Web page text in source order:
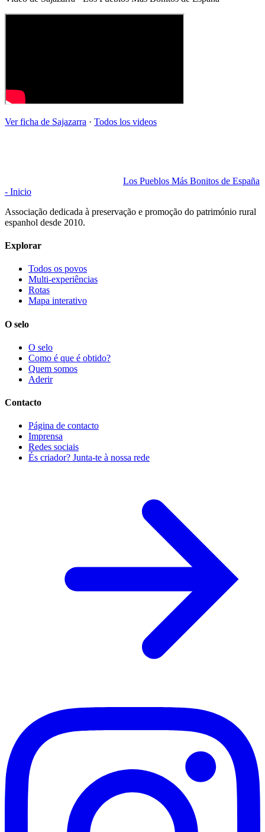
Ver ficha de Sajazarra · Todos los videos
Los Pueblos Más Bonitos de España
- Inicio
Associação dedicada à preservação e promoção do património rural
espanhol desde 2010.
Explorar
Todos os povos
Multi-experiências
Rotas
Mapa interativo
O selo
O selo
Como é que é obtido?
Quem somos
Aderir
Contacto
Página de contacto
Imprensa
Redes sociais
És criador? Junta-te à nossa rede